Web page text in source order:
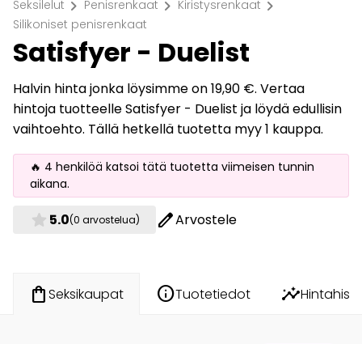
Seksilelut chevron_right Penisrenkaat chevron_right Kiristysrenkaat chevron_right
Silikoniset penisrenkaat
Satisfyer - Duelist
Halvin hinta jonka löysimme on 19,90 €. Vertaa
hintoja tuotteelle Satisfyer - Duelist ja löydä edullisin
vaihtoehto. Tällä hetkellä tuotetta myy 1 kauppa.
🔥 4 henkilöä katsoi tätä tuotetta viimeisen tunnin
aikana.
star 5.0(0 arvostelua) editArvostele
shopping_bagSeksikaupat infoTuotetiedot insights